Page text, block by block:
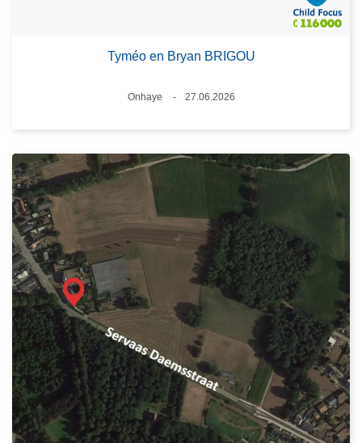
Tyméo en Bryan BRIGOU
Plaats
Onhaye
27.06.2026